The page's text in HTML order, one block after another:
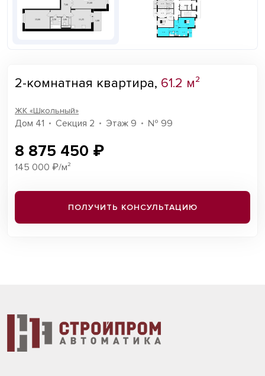
2-комнатная квартира, 61.2 м²
ЖК «Школьный»
Дом 41 Секция 2 Этаж 9 № 99
8 875 450 ₽
145 000 ₽/м²
ПОЛУЧИТЬ КОНСУЛЬТАЦИЮ